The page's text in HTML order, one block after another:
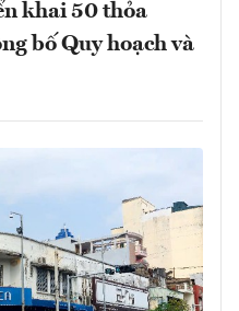
khai 50 thỏa
bố Quy hoạch và